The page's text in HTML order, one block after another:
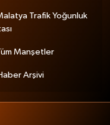
Trafik Yoğunluk
Manşetler
Arşivi